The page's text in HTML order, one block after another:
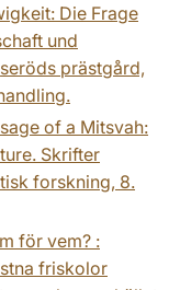
Die Frage
und
prästgård,
of a Mitsvah:
Skrifter
forskning, 8.
för vem? :
friskolor